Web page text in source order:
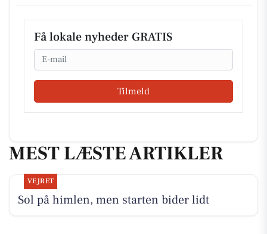
Få lokale nyheder GRATIS
Email
Tilmeld
MEST LÆSTE ARTIKLER
VEJRET
Sol på himlen, men starten bider lidt